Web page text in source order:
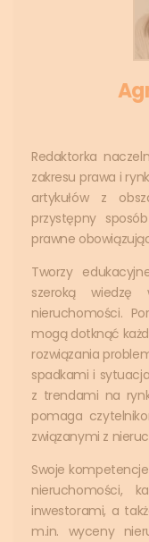
Redaktorka
zakresu prawa i
artykułów z
przystępny
prawne
Tworzy
szeroką
nieruchomości.
mogą dotknąć
rozwiązania
spadkami i
z trendami na
pomaga
związanymi z
Swoje
nieruchomości,
inwestorami, a
m.in. wyceny